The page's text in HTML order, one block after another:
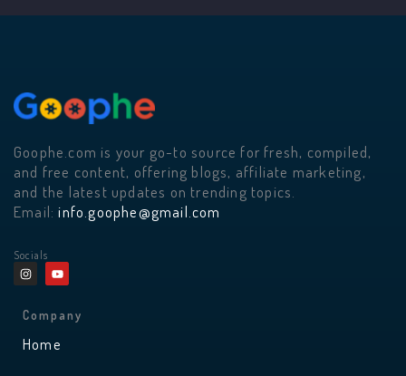
Goophe.com is your go-to source for fresh, compiled,
and free content, offering blogs, affiliate marketing,
and the latest updates on trending topics.
Email:info.goophe@gmail.com
Socials
I
n
s
a
r
a
Y
o
u
u
Company
Home